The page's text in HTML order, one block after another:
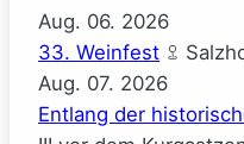
Aug. 06. 2026
33. Weinfest
Aug. 07. 2026
Entlang der